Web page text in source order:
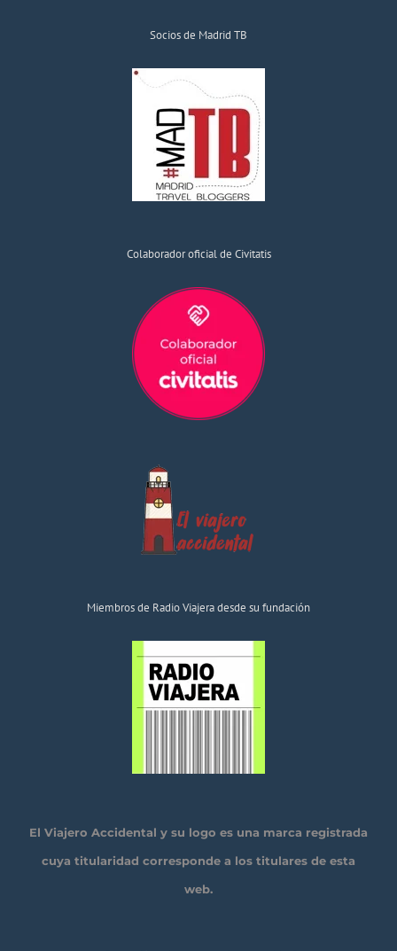
Socios de Madrid TB
Colaborador oficial de Civitatis
Miembros de Radio Viajera desde su fundación
El Viajero Accidental y su logo es una marca registrada
cuya titularidad corresponde a los titulares de esta
web.